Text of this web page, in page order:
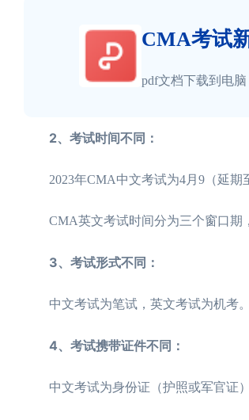
CMA考试
pdf文档下载到电
2、考试时间不同：
2023年CMA中文考试为4月9（延期至
CMA英文考试时间分为三个窗口期，
3、考试形式不同：
中文考试为笔试，英文考试为机考。
4、考试携带证件不同：
中文考试为身份证（护照或军官证）